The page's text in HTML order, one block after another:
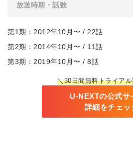
放送時期・話数
第1期：2012年10月〜 / 22話
第2期：2014年10月〜 / 11話
第3期：2019年10月〜 / 8話
＼30日間無料トライア
U-NEXTの公式サ
詳細をチェッ